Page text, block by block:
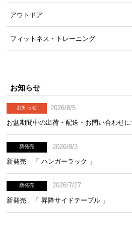
設計で、快適に過ごせる空間を
高さ
アウトドア
フィットネス・トレーニング
お知らせ
お知らせ
2026/8/5
お盆期間中の出荷・配送・お問い合わせ
新発売
2026/8/3
新発売 「 ハンガーラック 」
新発売
2026/7/27
新発売 「 昇降サイドテーブル 」